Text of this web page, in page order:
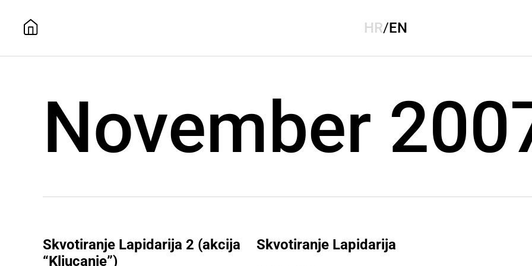
HR/EN
November
Skvotiranje Lapidarija 2 (akcija
“Kljucanje”)
Skvotiranje Lapidarija